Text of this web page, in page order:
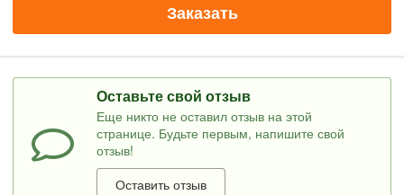
Заказать
Оставьте свой отзыв
Еще никто не оставил отзыв на этой
странице. Будьте первым, напишите свой
отзыв!
Оставить отзыв